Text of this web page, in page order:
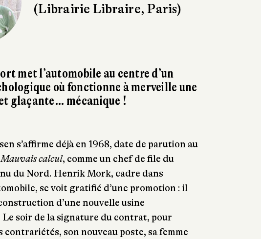
(Librairie Libraire, Paris)
met l’automobile au centre d’un
où fonctionne à merveille une
glaçante… mécanique !
s’affirme déjà en 1968, date de parution au
Mauvais calcul, comme un chef de file du
du Nord. Henrik Mork, cadre dans
se voit gratifié d’une promotion : il
d’une nouvelle usine
Le soir de la signature du contrat, pour
contrariétés, son nouveau poste, sa femme